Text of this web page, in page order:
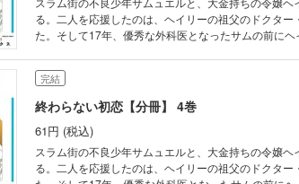
る。二人を応援したのは、ヘイリーの祖父のドクタ
た。そして17年、優秀な外科医となったサムの前にヘ
完結
終わらない初恋【分冊】 4巻
61円 (税込)
スラム街の不良少年サムュエルと、大金持ちの令嬢
る。二人を応援したのは、ヘイリーの祖父のドクタ